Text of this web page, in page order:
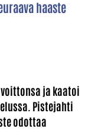
haaste
ja kaatoi
Pistejahti
odottaa